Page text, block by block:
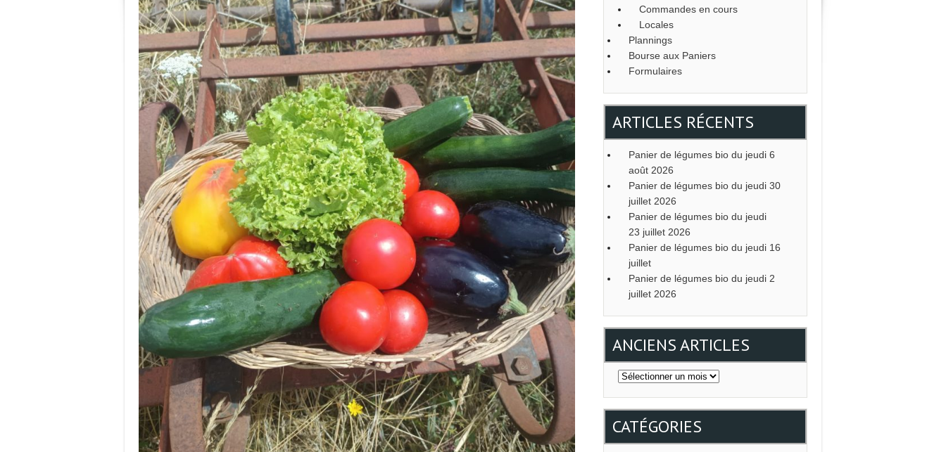
Commandes en cours
Locales
Plannings
Bourse aux Paniers
Formulaires
ARTICLES RÉCENTS
Panier de légumes bio du jeudi 6
août 2026
Panier de légumes bio du jeudi 30
juillet 2026
Panier de légumes bio du jeudi
23 juillet 2026
Panier de légumes bio du jeudi 16
juillet
Panier de légumes bio du jeudi 2
juillet 2026
ANCIENS ARTICLES
Anciens
articles
CATÉGORIES